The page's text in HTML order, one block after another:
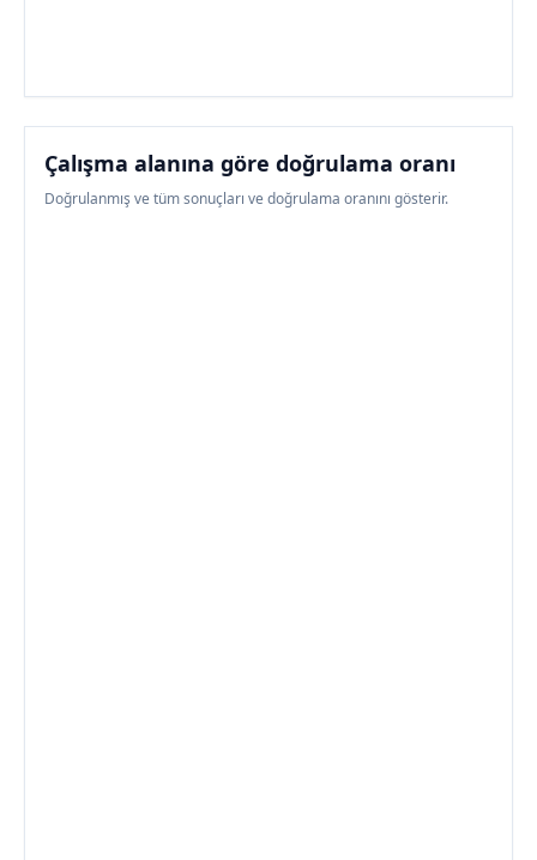
Çalışma alanına göre doğrulama oranı
Doğrulanmış ve tüm sonuçları ve doğrulama oranını gösterir.